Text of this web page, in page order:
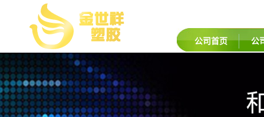
公司首页 公